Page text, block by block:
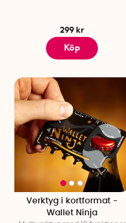
299 kr
Köp
Verktyg i kortformat -
Wallet Ninja